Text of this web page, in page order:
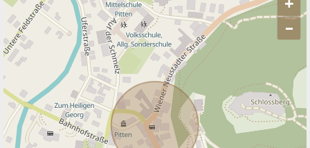
–
ANBIETER KONTAKTIEREN